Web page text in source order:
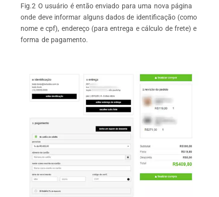
Fig.2 O usuário é então enviado para uma nova página
onde deve informar alguns dados de identificação (como
nome e cpf), endereço (para entrega e cálculo de frete) e
forma de pagamento.